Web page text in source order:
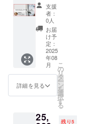
申し付
けくだ
さい ★
目標未
達成の
場合は
全額返
金！
ます ★
領収書
が必要
な方は
ご支援
後、
メッ
セージ
にてお
けくだ
さい ★
達成の
場合は
じ日程
で調整
致しま
す ・現
地集
合、所
要時間
は2時間
程度 ・
人分で
す。複
は、人
・日程
調整の
有効期
限：
2025年
7月～
2026年
2月末）
★限定
し次
第、販
ます ★
小
（120x
90px程
度） ・
掲載期
間：
2025年
8月～
2027年
3月 ★
限定数
了とな
サイト
やSNS
等への
リンク
を張り
ます
（URL
は1つの
み） ・
掲載サ
イズ：
マホ：
権（個
人向け
プラ
ン）】
オー
ナーし
んが毎
日放送
してい
るポッ
ドキャ
スト
「ドキ
BrandN
支援
者：
0人
お届
け予
定：
2025
年08
月
詳細を見る
こ
の
リ
タ
ー
ン
を
選
択
す
る
25, 残り5